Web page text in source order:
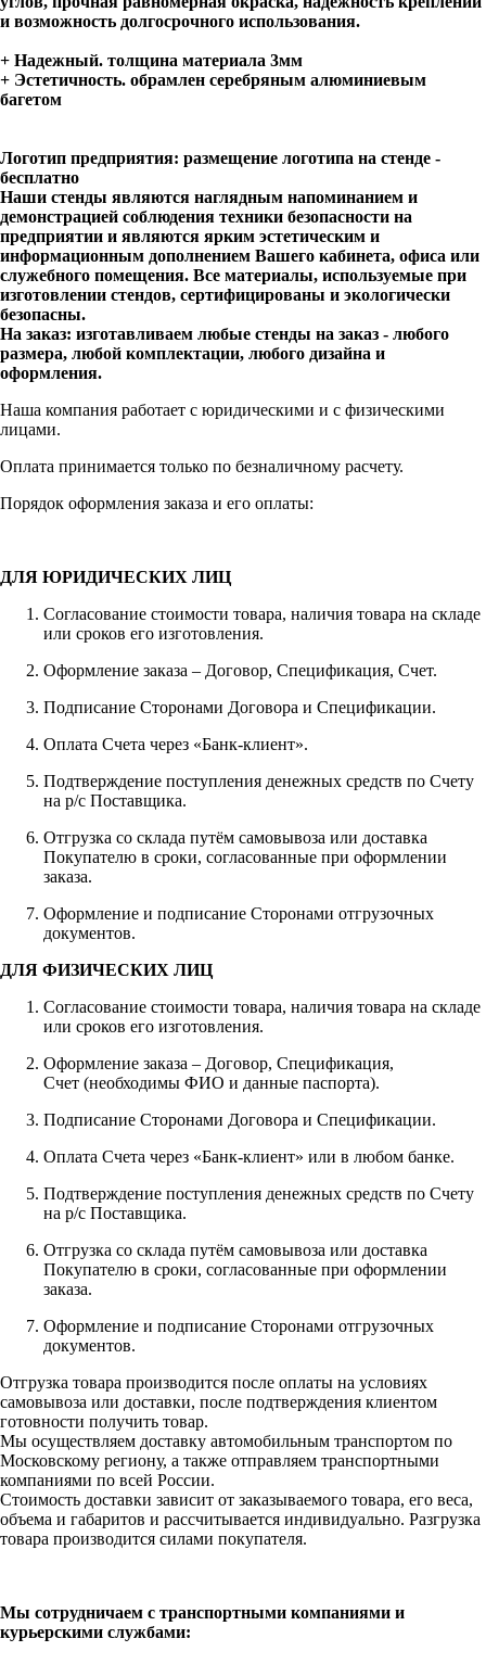
и возможность долгосрочного использования.
+ Надежный. толщина материала 3мм
+ Эстетичность. обрамлен серебряным алюминиевым
багетом
Логотип предприятия: размещение логотипа на стенде -
бесплатно
Наши стенды являются наглядным напоминанием и
демонстрацией соблюдения техники безопасности на
предприятии и являются ярким эстетическим и
информационным дополнением Вашего кабинета, офиса или
служебного помещения. Все материалы, используемые при
изготовлении стендов, сертифицированы и экологически
безопасны.
На заказ: изготавливаем любые стенды на заказ - любого
размера, любой комплектации, любого дизайна и
оформления.
Наша компания работает с юридическими и с физическими
лицами.
Оплата принимается только по безналичному расчету.
Порядок оформления заказа и его оплаты:
ДЛЯ ЮРИДИЧЕСКИХ ЛИЦ
Согласование стоимости товара, наличия товара на складе
или сроков его изготовления.
Оформление заказа – Договор, Спецификация, Счет.
Подписание Сторонами Договора и Спецификации.
Оплата Счета через «Банк-клиент».
Подтверждение поступления денежных средств по Счету
на р/с Поставщика.
Отгрузка со склада путём самовывоза или доставка
Покупателю в сроки, согласованные при оформлении
заказа.
Оформление и подписание Сторонами отгрузочных
документов.
ДЛЯ ФИЗИЧЕСКИХ ЛИЦ
Согласование стоимости товара, наличия товара на складе
или сроков его изготовления.
Оформление заказа – Договор, Спецификация,
Счет (необходимы ФИО и данные паспорта).
Подписание Сторонами Договора и Спецификации.
Оплата Счета через «Банк-клиент» или в любом банке.
Подтверждение поступления денежных средств по Счету
на р/с Поставщика.
Отгрузка со склада путём самовывоза или доставка
Покупателю в сроки, согласованные при оформлении
заказа.
Оформление и подписание Сторонами отгрузочных
документов.
Отгрузка товара производится после оплаты на условиях
самовывоза или доставки, после подтверждения клиентом
готовности получить товар.
Мы осуществляем доставку автомобильным транспортом по
Московскому региону, а также отправляем транспортными
компаниями по всей России.
Стоимость доставки зависит от заказываемого товара, его веса,
объема и габаритов и рассчитывается индивидуально. Разгрузка
товара производится силами покупателя.
Мы сотрудничаем с транспортными компаниями и
курьерскими службами: